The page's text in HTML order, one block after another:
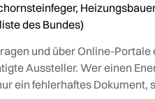
des Bundes)
und über Online-
Aussteller. Wer einen
ein fehlerhaftes Dokument,